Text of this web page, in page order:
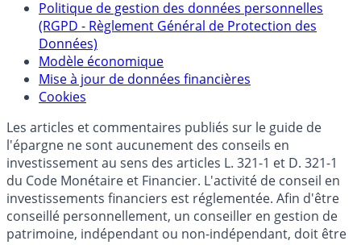
Politique de gestion des données personnelles
(RGPD - Règlement Général de Protection des
Données)
Modèle économique
Mise à jour de données financières
Cookies
Les articles et commentaires publiés sur le guide de
l'épargne ne sont aucunement des conseils en
investissement au sens des articles L. 321-1 et D. 321-1
du Code Monétaire et Financier. L'activité de conseil en
investissements financiers est réglementée. Afin d'être
conseillé personnellement, un conseiller en gestion de
patrimoine, indépendant ou non-indépendant, doit être